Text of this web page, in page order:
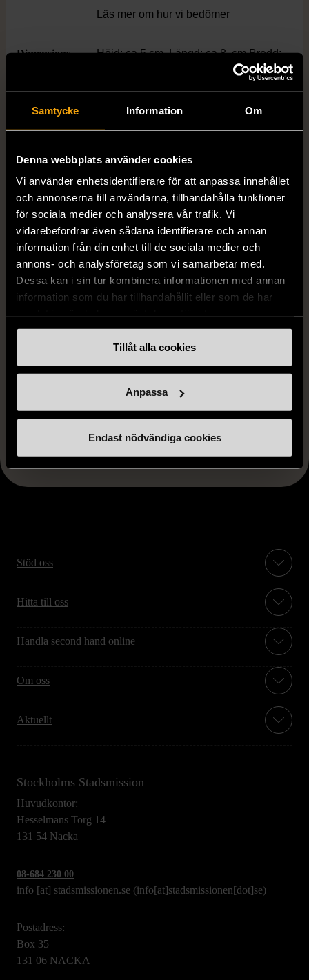
Samtycke Information Om
Denna webbplats använder cookies
Vi använder enhetsidentifierare för att anpassa innehållet
och annonserna till användarna, tillhandahålla funktioner
för sociala medier och analysera vår trafik. Vi
vidarebefordrar även sådana identifierare och annan
information från din enhet till de sociala medier och
annons- och analysföretag som vi samarbetar med.
Dessa kan i sin tur kombinera informationen med annan
information som du har tillhandahållit eller som de har
Tillåt alla cookies
Anpassa
Endast nödvändiga cookies
Läs mer om hur vi bedömer
Dimensions
Höjd: ca 5 cm, Längd: ca 8, cm Bredd:
Färg Silver
Varumärke
Produkten är unik och finns enbart som 1 st i lager.
Fri frakt på alla köp över 990 kr.
FRÅN SAMMA VARUMÄRKE
Hitta produkter från samma varumärke
Stöd oss
Hitta till oss
Handla second hand online
Om oss
Aktuellt
Stockholms Stadsmission
Huvudkontor:
Hesselmans Torg 14
131 54 Nacka
08-684 230 00
info [at] stadsmissionen.se (info[at]stadsmissionen[dot]se)
Postadress:
Box 35
131 06 NACKA